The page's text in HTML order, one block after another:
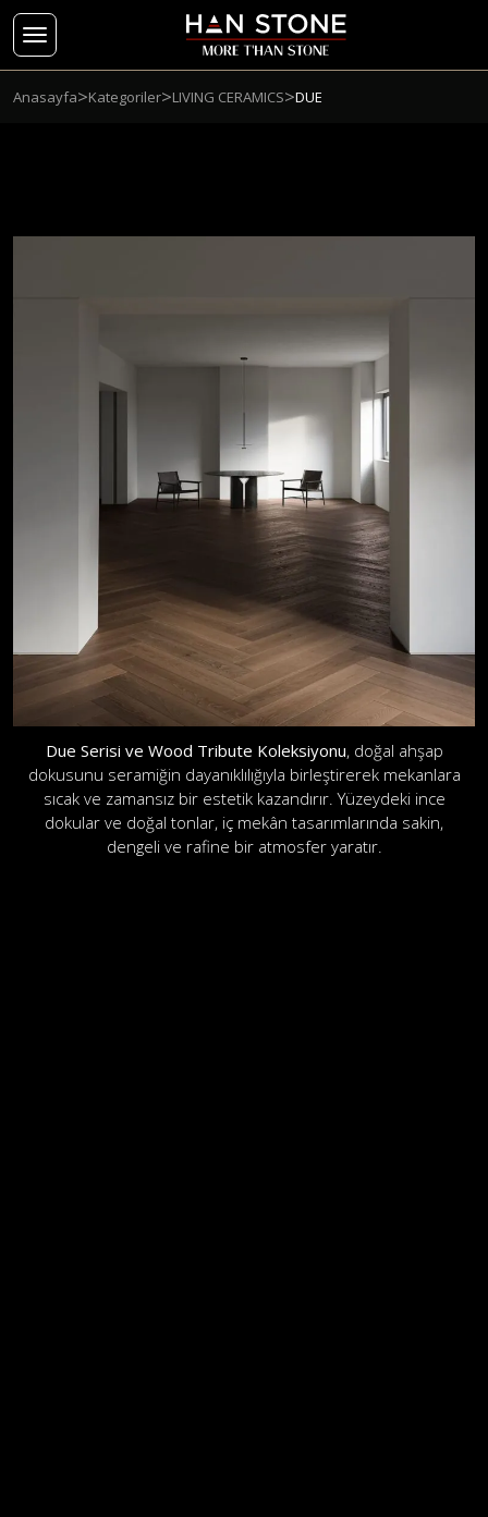
Anasayfa>Kategoriler>LIVING CERAMICS>DUE
Due Serisi ve Wood Tribute Koleksiyonu, doğal ahşap
dokusunu seramiğin dayanıklılığıyla birleştirerek mekanlara
sıcak ve zamansız bir estetik kazandırır. Yüzeydeki ince
dokular ve doğal tonlar, iç mekân tasarımlarında sakin,
dengeli ve rafine bir atmosfer yaratır.